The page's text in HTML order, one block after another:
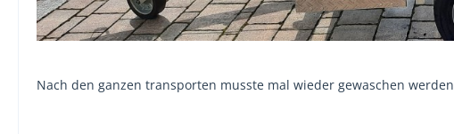
Nach den ganzen transporten musste mal wieder gewaschen werden